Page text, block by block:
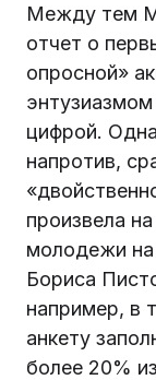
Между тем
отчет о
опросной»
цифрой.
напротив,
произвела
молодежи
Бориса
например, в
анкету
более 20%